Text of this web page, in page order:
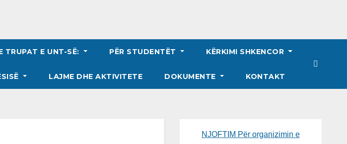
TRUPAT E UNT-SË: PËR STUDENTËT KËRKIMI SHKENCOR
LAJME DHE AKTIVITETE DOKUMENTE KONTAKT
NJOFTIM Për organizimin e